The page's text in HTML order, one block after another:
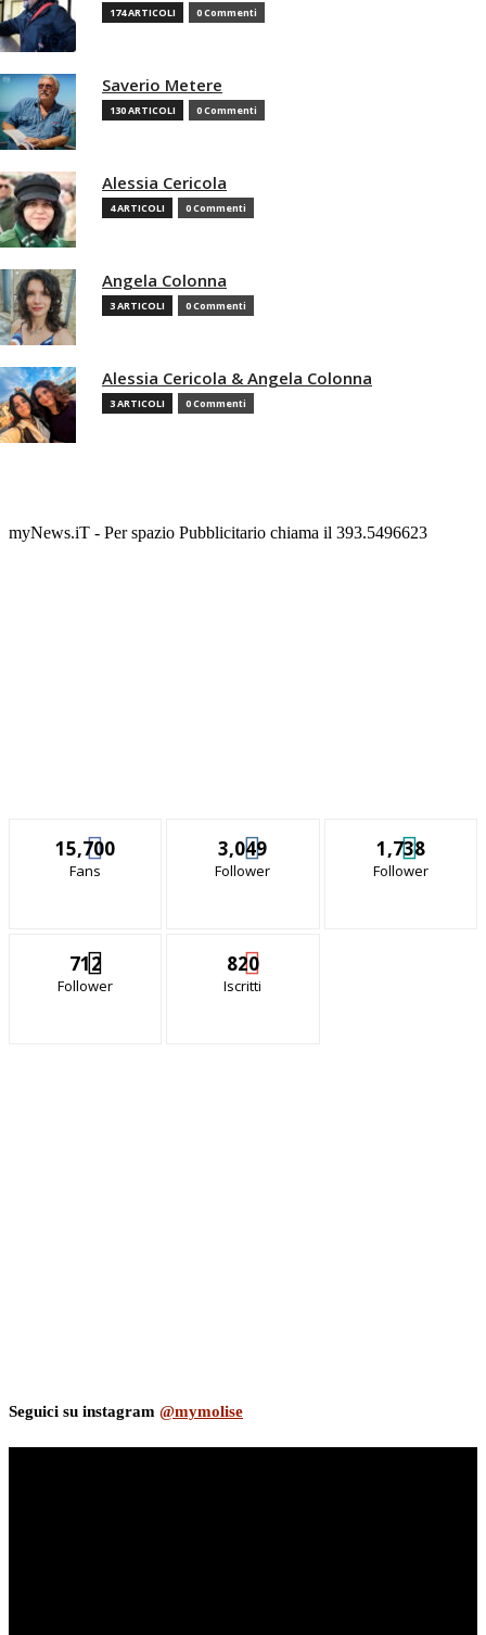
174 ARTICOLI 0 Commenti
Saverio Metere
130 ARTICOLI 0 Commenti
Alessia Cericola
4 ARTICOLI 0 Commenti
Angela Colonna
3 ARTICOLI 0 Commenti
Alessia Cericola & Angela Colonna
3 ARTICOLI 0 Commenti
myNews.iT - Per spazio Pubblicitario chiama il 393.5496623
15,700
Fans
3,049
Follower
1,738
Follower
712
Follower
820
Iscritti
Seguici su instagram @mymolise